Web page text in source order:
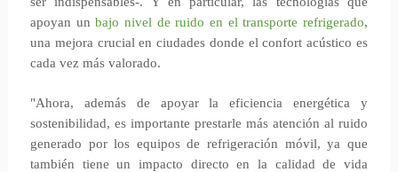
apoyan unbajo nivel de ruido en el transporte refrigerado,
una mejora crucial en ciudades donde el confort acústico es
cada vez más valorado.
"Ahora, además de apoyar la eficiencia energética y
sostenibilidad, es importante prestarle más atención al ruido
generado por los equipos de refrigeración móvil, ya que
también tiene un impacto directo en la calidad de vida